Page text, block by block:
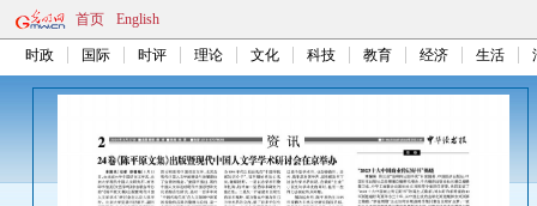
首页 English
时政 国际 时评 理论 文化 科技 教育 经济 生活